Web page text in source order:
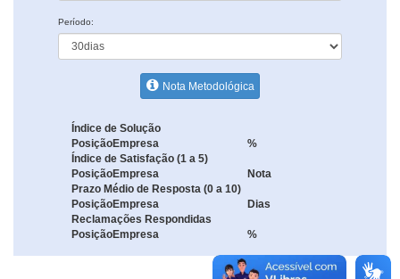
Período:
Nota Metodológica
Índice de Solução
PosiçãoEmpresa
%
Índice de Satisfação (1 a 5)
PosiçãoEmpresa
Nota
Prazo Médio de Resposta (0 a 10)
PosiçãoEmpresa
Dias
Reclamações Respondidas
PosiçãoEmpresa %